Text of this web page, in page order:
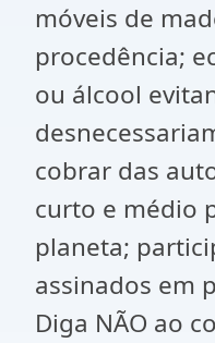
móveis de
procedência;
ou álcool
cobrar das
curto e médio
planeta;
assinados em
Diga NÃO ao